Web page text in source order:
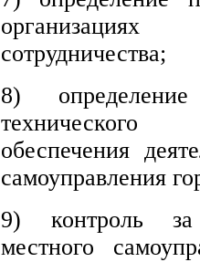
сотрудничества;
8)
обеспечения
самоуправления
9) контроль за
местного